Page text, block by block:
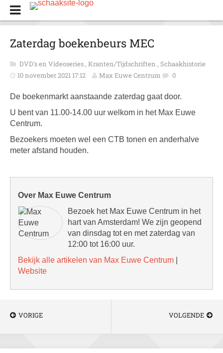
Zaterdag boekenbeurs MEC
DVD's en Videoseries, Kranten/Tijdschriften , Schaakhistorie
10 november 2021 17:12
Max Euwe Centrum 0
De boekenmarkt aanstaande zaterdag gaat door.
U bent van 11.00-14.00 uur welkom in het Max Euwe
Centrum.
Bezoekers moeten wel een CTB tonen en anderhalve
meter afstand houden.
Over Max Euwe Centrum
Bezoek het Max Euwe Centrum in het
hart van Amsterdam! We zijn geopend
van dinsdag tot en met zaterdag van
12:00 tot 16:00 uur.
Bekijk alle artikelen van Max Euwe Centrum
Website
VORIGE VOLGENDE